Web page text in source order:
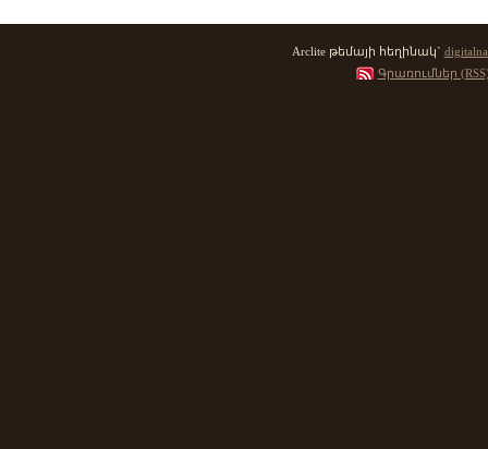
Arclite թեմայի հեղինակ`
Գրառումներ